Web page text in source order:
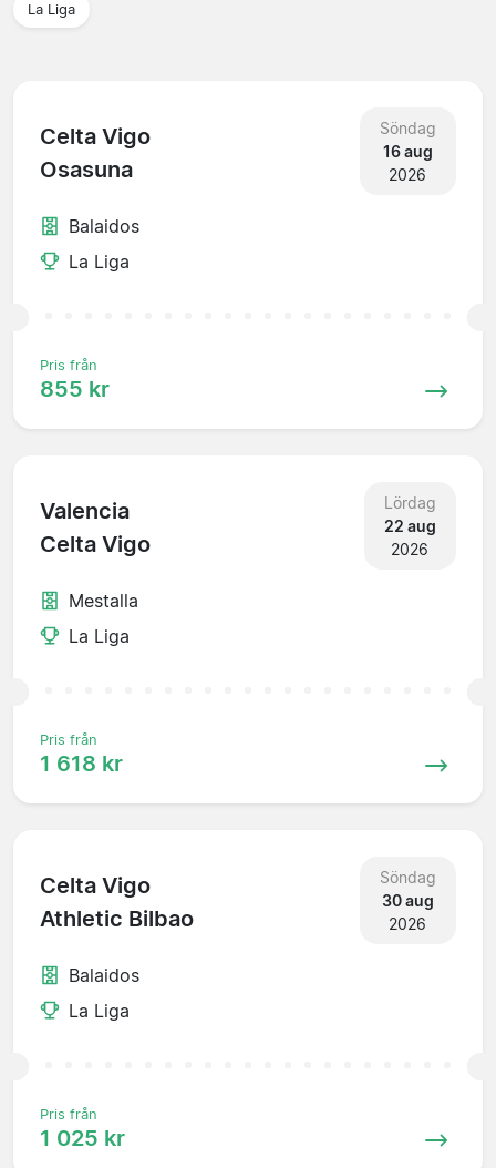
La Liga
Celta Vigo
Osasuna
Söndag
16 aug
2026
Balaidos
La Liga
Pris från
855 kr
Valencia
Celta Vigo
Lördag
22 aug
2026
Mestalla
La Liga
Pris från
1 618 kr
Celta Vigo
Athletic Bilbao
Söndag
30 aug
2026
Balaidos
La Liga
Pris från
1 025 kr